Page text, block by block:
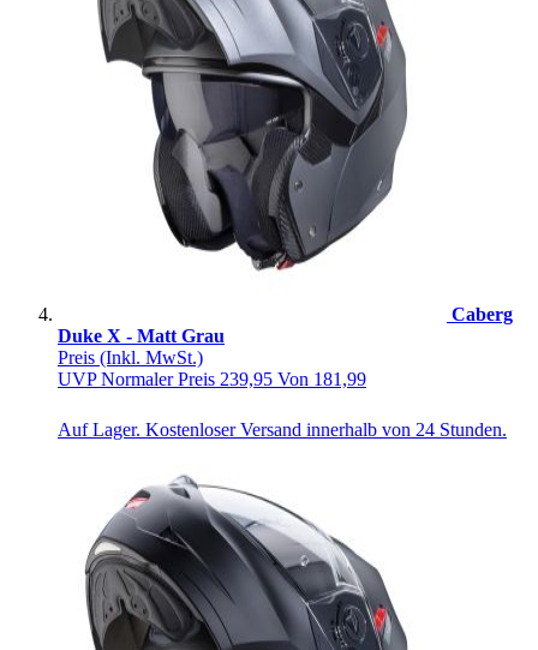
Caberg
Duke X - Matt Grau
Preis (Inkl. MwSt.)
UVPNormaler Preis 239,95 Von 181,99
Auf Lager. Kostenloser Versand innerhalb von 24 Stunden.